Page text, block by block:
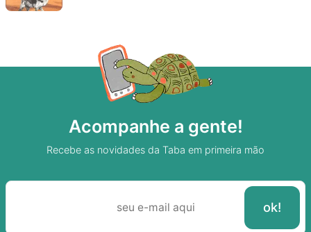
Acompanhe a gente!
Recebe as novidades da Taba em primeira mão